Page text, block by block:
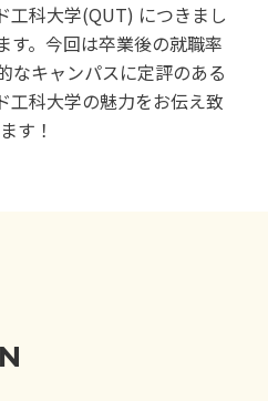
工科大学(QUT) につきまし
す。今回は卒業後の就職率
なキャンパスに定評のある
工科大学の魅力をお伝え致
す！